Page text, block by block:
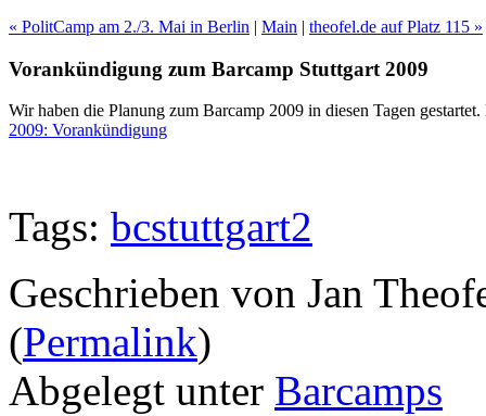
« PolitCamp am 2./3. Mai in Berlin | Main | theofel.de auf Platz 115 »
Vorankündigung zum Barcamp Stuttgart 2009
Wir haben die Planung zum Barcamp 2009 in diesen Tagen
2009: Vorankündigung
Tags: bcstuttgart2
Geschrieben von Jan
(Permalink)
Abgelegt unter Barcamps